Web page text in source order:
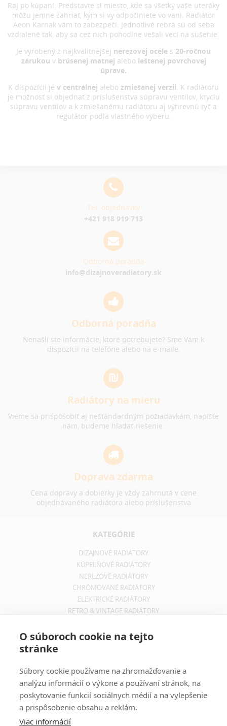
Raj po kúpaní. Predstavte si miesto, kde sa všetky vaše uteráky
môžu jemne zahriať, kým si vy odpočiniete vo vani. Radiátor
Aeon Karnak vám to zabezpečí. Jednotlivé rebrá sú od seba
vzdialené tak, aby sa cez nich pohodlne vešali veci na sušenie.
Je vyrobený z najkvalitnejšej nerezovej ocele s 20-ročnou
zárukou v brúsenej matnej alebo leštenej povrchovej
úprave.
K dispozícii je v centrálnej alebo zmiešanej verzii. K radiátoru
je možnosť si objednať z príslušenstva súpravu ventilov, kryciu
súpravu ventilov a k zmiešanému radiátoru aj výhrevnú tyč a
regulátor podľa vlastného výberu.
Tel. objednávky
+421 918 919 713
Odborná poradňa
info@dizajnoveradiatory.sk
Odborná poradňa
Nenašli ste informácie, ktoré potrebujete? Sme Vám k
dispozícii na telefóne alebo na e-maile.
Radiátory na mieru
Vieme sa prispôsobiť aj neštandardným požiadavkám, napíšte
nám, budeme hľadať riešenie.
Doprava zdarma
Cena dopravy a dobierky je vždy zahrnutá v cene
objednávaného radiátora alebo príslušenstva
KATEGÓRIE
DIZAJNOVÉ RADIÁTORY
KÚPEĽŇOVÉ RADIÁTORY
NEREZOVÉ RADIÁTORY
CHRÓMOVANÉ RADIÁTORY
ELEKTRICKÉ RADIÁTORY
RETRO & VINTAGE RADIÁTORY
INFORMÁCIE O DOPRAVE
OCHRANA SÚKROMIA
O súboroch cookie na tejto
stránke
Súbory cookie používame na zhromažďovanie a
analýzu informácií o výkone a používaní stránok, na
poskytovanie funkcií sociálnych médií a na vylepšenie
a prispôsobenie obsahu a reklám.
Viac informácií